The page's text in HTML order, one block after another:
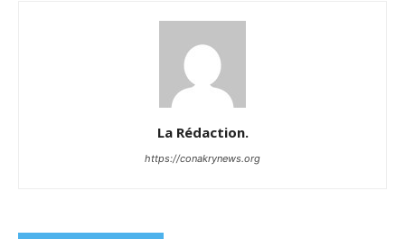
La Rédaction.
https://conakrynews.org